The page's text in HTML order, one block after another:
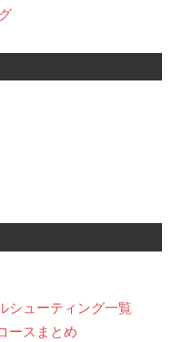
シューティング一覧
ースまとめ